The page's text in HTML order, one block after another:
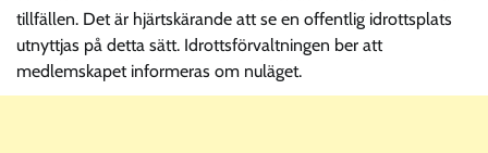
tillfällen. Det är hjärtskärande att se en offentlig idrottsplats
utnyttjas på detta sätt. Idrottsförvaltningen ber att
medlemskapet informeras om nuläget.